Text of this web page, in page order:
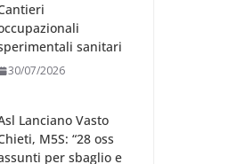
sanitari
30/07/2026
Lanciano Vasto
M5S: “28 oss
per sbaglio e